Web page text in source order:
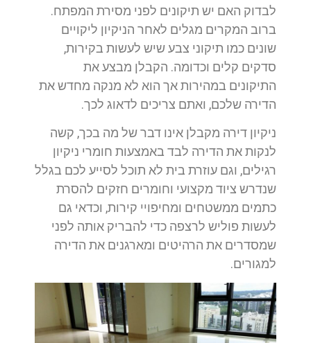
לבדוק האם יש תיקונים לפני מסירת המפתח.
ברוב המקרים מגלים לאחר הניקיון ליקויים
שונים כמו תיקוני צבע שיש לעשות בקירות,
סדקים קלים וכדומה. הקבלן מבצע את
התיקונים במהירות אך הוא לא מנקה מחדש את
הדירה שלכם, ואתם צריכים לדאוג לכך.
ניקיון דירה מקבלן אינו דבר של מה בכך, קשה
לנקות את הדירה לבד באמצעות חומרי ניקיון
רגילים, וגם עוזרת בית לא תוכל לסייע לכם בגלל
שנדרש ציוד מקצועי וחומרים חזקים להסרת
כתמים ממשטחים ומחיפויי קירות, וכדאי גם
לעשות פוליש לרצפה כדי להבריק אותה לפני
שמסדרים את הרהיטים ומארגנים את הדירה
למגורים.